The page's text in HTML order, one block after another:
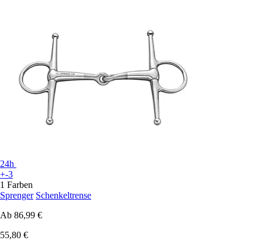
24h
+-3
1 Farben
Sprenger Schenkeltrense
Ab 86,99 €
55,80 €